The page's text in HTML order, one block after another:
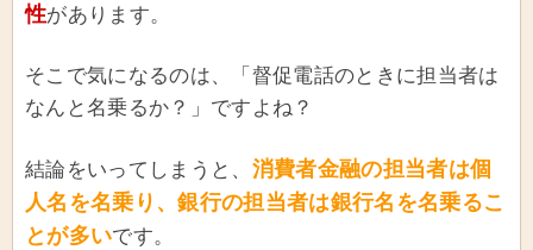
性があります。
そこで気になるのは、「督促電話のときに担当者は
なんと名乗るか？」ですよね？
結論をいってしまうと、 消費者金融の担当者は個
人名を名乗り、銀行の担当者は銀行名を名乗るこ
とが多いです。